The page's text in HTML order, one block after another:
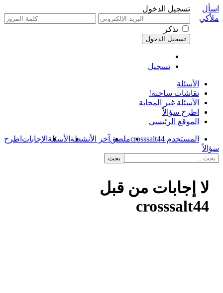
تسجيل الدخول
تذكر
تسجيل
اسأل
ملاًكي
الأسئلة
نقاشات ساخنة!
الأسئلة غير المجابة
اطرح سؤالاً
الموقع الرئيسي
المستخدم crosssalt44 ملصق آخر الأنشطة الأسئلة الإجابات اطرح
سؤالاً
لا إجابات من قبل
crosssalt44